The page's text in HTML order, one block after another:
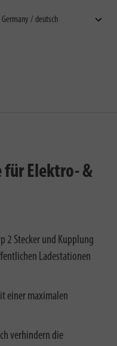
für Elektro- &
2 Stecker und Kupplung
Ladestationen
einer maximalen
verhindern die